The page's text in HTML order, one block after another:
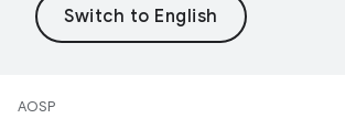
AOSP